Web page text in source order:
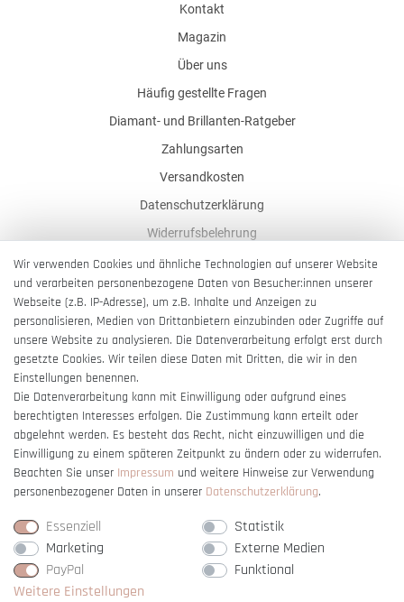
Kontakt
Magazin
Über uns
Häufig gestellte Fragen
Diamant- und Brillanten-Ratgeber
Zahlungsarten
Versandkosten
Datenschutzerklärung
Widerrufsbelehrung
AGB
Impressum
Barrierefreiheitserklärung
Vertrag widerrufen
Wir verwenden Cookies und ähnliche Technologien auf unserer Website
und verarbeiten personenbezogene Daten von Besucher:innen unserer
Webseite (z.B. IP-Adresse), um z.B. Inhalte und Anzeigen zu
personalisieren, Medien von Drittanbietern einzubinden oder Zugriffe auf
unsere Website zu analysieren. Die Datenverarbeitung erfolgt erst durch
gesetzte Cookies. Wir teilen diese Daten mit Dritten, die wir in den
Einstellungen benennen.
Die Datenverarbeitung kann mit Einwilligung oder aufgrund eines
berechtigten Interesses erfolgen. Die Zustimmung kann erteilt oder
abgelehnt werden. Es besteht das Recht, nicht einzuwilligen und die
Einwilligung zu einem späteren Zeitpunkt zu ändern oder zu widerrufen.
Beachten Sie unser Impressum und weitere Hinweise zur Verwendung
personenbezogener Daten in unserer Daten­schutz­erklärung.
Essenziell
Statistik
Marketing
Externe Medien
PayPal
Funktional
Weitere Einstellungen